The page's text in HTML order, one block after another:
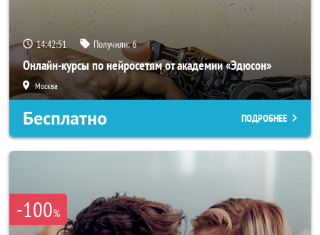
14:42:50 Получили:6
Онлайн-курсы по нейросетям от академии «Эдюсон»
Москва
Бесплатно ПОДРОБНЕЕ
-100%